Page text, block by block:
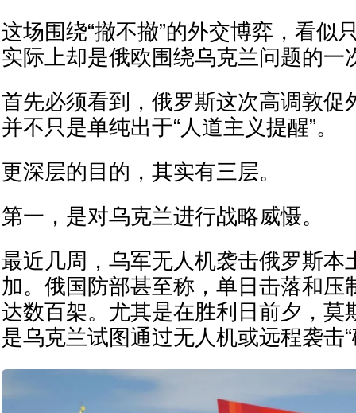
这场围绕“撤不撤”的外交博弈，看似
实际上却是俄欧围绕乌克兰问题的一
首先必须看到，俄罗斯这次高调敦促
并不只是单纯出于“人道主义提醒”。
更深层的目的，其实有三层。
第一，是对乌克兰进行战略威慑。
最近几周，乌军无人机袭击俄罗斯本
加。俄国防部甚至称，单日击落和压
达数百架。尤其是在胜利日前夕，莫
是乌克兰试图通过无人机或远程袭击